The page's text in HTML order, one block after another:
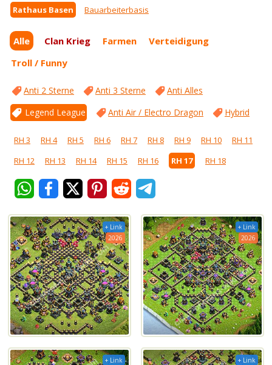
Rathaus Basen Bauarbeiterbasis
Alle Clan Krieg Farmen
Verteidigung
Troll / Funny
Anti 2 Sterne Anti 3 Sterne
Anti Alles
Legend League
Anti Air / Electro Dragon Hybrid
RH 3 RH 4 RH 5 RH 6 RH 7 RH 8 RH 9 RH 10
RH 11
RH 12
RH 13 RH 14 RH 15 RH 16 RH 17 RH 18
+ Link
2026
+ Link
2026
+ Link
+ Link